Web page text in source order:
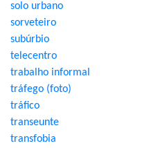
solo urbano
sorveteiro
subúrbio
telecentro
trabalho informal
tráfego (foto)
tráfico
transeunte
transfobia